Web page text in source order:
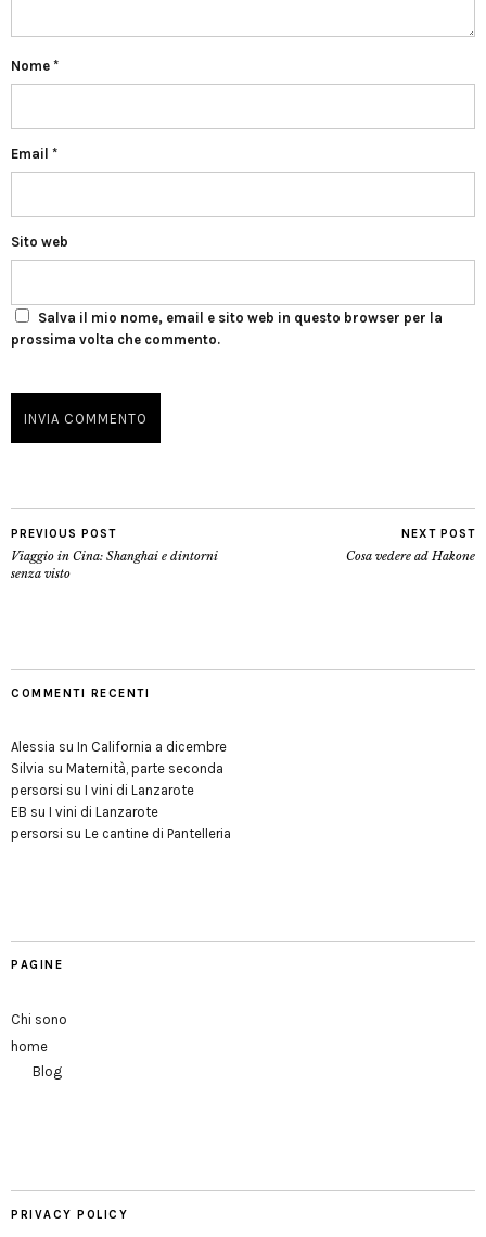
Nome *
Email *
Sito web
Salva il mio nome, email e sito web in questo browser per la
prossima volta che commento.
PREVIOUS POST
Viaggio in Cina: Shanghai e dintorni
senza visto
NEXT POST
Cosa vedere ad Hakone
COMMENTI RECENTI
Alessia su In California a dicembre
Silvia su Maternità, parte seconda
persorsi su I vini di Lanzarote
EB su I vini di Lanzarote
persorsi su Le cantine di Pantelleria
PAGINE
Chi sono
home
Blog
PRIVACY POLICY